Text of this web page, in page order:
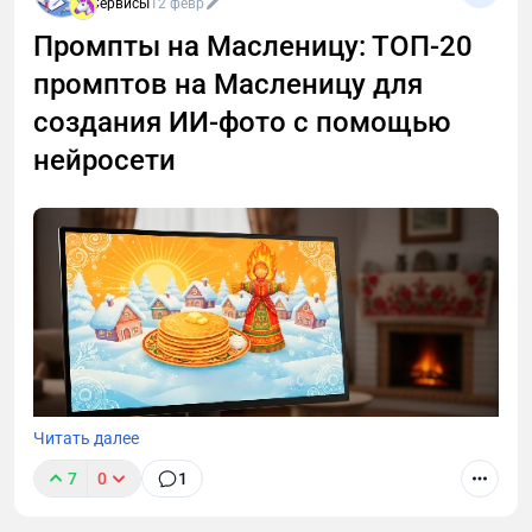
Сервисы 12 февр
Промпты на Масленицу: ТОП-20
промптов на Масленицу для
создания ИИ-фото с помощью
нейросети
Читать далее
7 0 1